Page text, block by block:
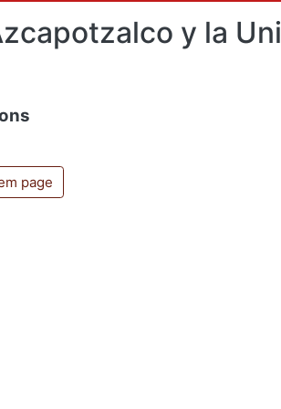
y la
page